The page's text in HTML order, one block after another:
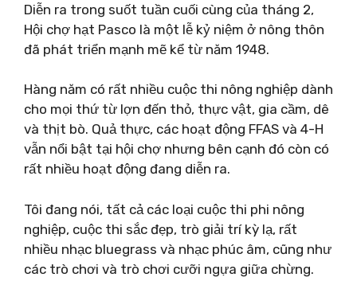
Diễn ra trong suốt tuần cuối cùng của tháng 2,
Hội chợ hạt Pasco là một lễ kỷ niệm ở nông thôn
đã phát triển mạnh mẽ kể từ năm 1948.
Hàng năm có rất nhiều cuộc thi nông nghiệp dành
cho mọi thứ từ lợn đến thỏ, thực vật, gia cầm, dê
và thịt bò. Quả thực, các hoạt động FFAS và 4-H
vẫn nổi bật tại hội chợ nhưng bên cạnh đó còn có
rất nhiều hoạt động đang diễn ra.
Tôi đang nói, tất cả các loại cuộc thi phi nông
nghiệp, cuộc thi sắc đẹp, trò giải trí kỳ lạ, rất
nhiều nhạc bluegrass và nhạc phúc âm, cũng như
các trò chơi và trò chơi cưỡi ngựa giữa chừng.